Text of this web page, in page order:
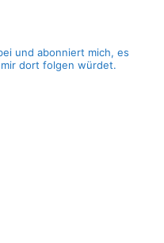
und abonniert mich, es
dort folgen würdet.